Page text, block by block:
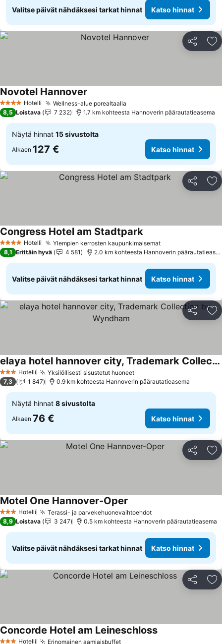
Valitse päivät nähdäksesi tarkat hinnat Katso hinnat
Jaa
4 Tähtiluokitus
Hotelli Wellness-alue porealtaalla
Novotel Hannover
8,5 Loistava 7 232 1.7 km kohteesta Hannoverin päärautatieasema
Näytä hinnat 15 sivustolta
Alkaen 127 € Katso hinnat
Jaa
4 Tähtiluokitus
Hotelli Ylempien kerrosten kaupunkimaisematKatso hinnat
Congress Hotel am StadtparkKatso hinnat
8,1 Erittäin hyvä 4 581 2.0 km kohteesta Hannoverin
Valitse päivät nähdäksesi tarkat hinnat Katso hinnat
Jaa
3 Tähtiluokitus
Hotelli Yksilöllisesti sisustetut huoneetKatso hinnat
elaya hotel hannover city, Trademark Collection by Wyndham
Katso hinnat
7,3 1 847 0.9 km kohteesta Hannoverin päärautatieasema
Näytä hinnat 8 sivustolta
Alkaen 76 € Katso hinnat
Jaa
3 Tähtiluokitus
Hotelli Terassi- ja parvekehuonevaihtoehdotKatso hinnat
Motel One Hannover-Oper
8,9 Loistava 3 247 0.5 km kohteesta Hannoverin päärautatieasema
Valitse päivät nähdäksesi tarkat hinnat Katso hinnat
Jaa
Hotelli Erinomainen aamiaisbuffet
Concorde Hotel am LeineschlossKatso hinnat